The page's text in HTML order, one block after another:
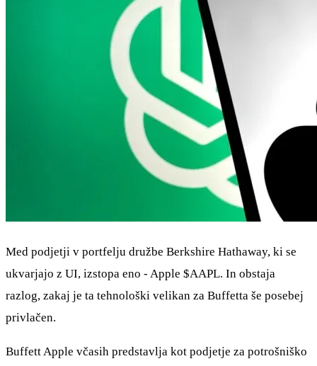
Med podjetji v portfelju družbe Berkshire Hathaway, ki se
ukvarjajo z UI, izstopa eno - Apple $AAPL. In obstaja
razlog, zakaj je ta tehnološki velikan za Buffetta še posebej
privlačen.
Buffett Apple včasih predstavlja kot podjetje za potrošniško